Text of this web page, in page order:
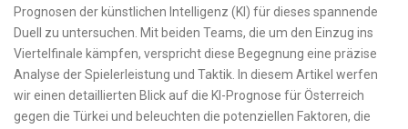
⁣Prognosen der künstlichen ⁣Intelligenz (KI) für dieses spannende
Duell zu untersuchen. Mit beiden Teams, die um den Einzug ins
Viertelfinale kämpfen, verspricht diese Begegnung eine präzise⁢
Analyse ⁤der Spielerleistung und‍ Taktik. In diesem ⁢Artikel werfen
wir ‌einen detaillierten ⁤Blick auf die KI-Prognose für Österreich
gegen die Türkei und beleuchten die potenziellen⁣ Faktoren, die